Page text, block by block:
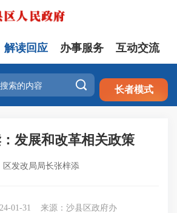
注册 登录
解读回应 办事服务 互动交流
 长者模式
发展和改革相关政策
区发改局局长张梓添
01-31 来源：沙县区政府办